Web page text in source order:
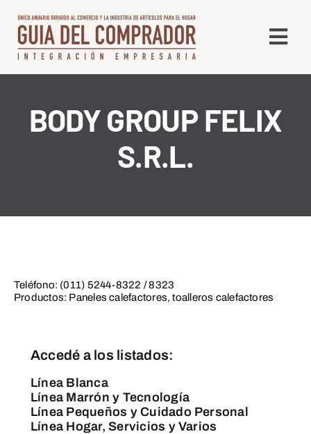
contenido
Contacto
BODY GROUP FELIX
S.R.L.
Teléfono: (011) 5244-8322 / 8323
Productos: Paneles calefactores, toalleros calefactores
Accedé a los listados:
Línea Blanca
Línea Marrón y Tecnología
Línea Pequeños y Cuidado Personal
Línea Hogar, Servicios y Varios